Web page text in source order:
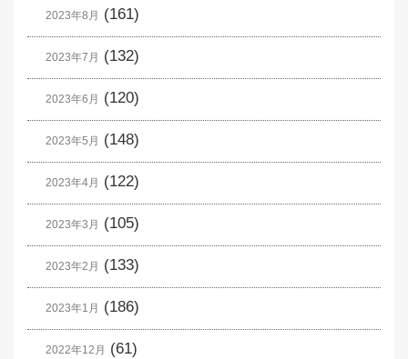
2023年8月 (161)
2023年7月 (132)
2023年6月 (120)
2023年5月 (148)
2023年4月 (122)
2023年3月 (105)
2023年2月 (133)
2023年1月 (186)
2022年12月 (61)